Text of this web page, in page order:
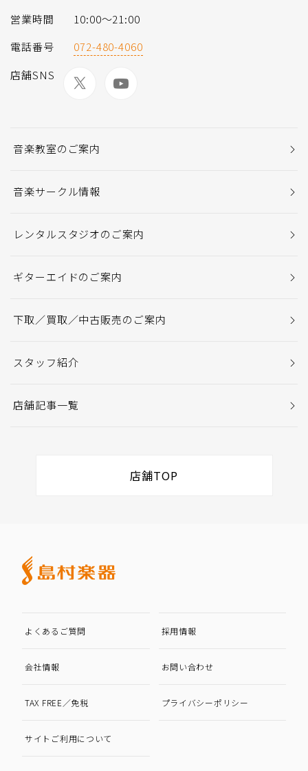
営業時間
10:00〜21:00
電話番号
072-480-4060
店舗SNS
音楽教室のご案内
音楽サークル情報
レンタルスタジオのご案内
ギターエイドのご案内
下取／買取／中古販売のご案内
スタッフ紹介
店舗記事一覧
店舗TOP
よくあるご質問 採用情報
会社情報 お問い合わせ
TAX FREE／免税 プライバシーポリシー
サイトご利用について